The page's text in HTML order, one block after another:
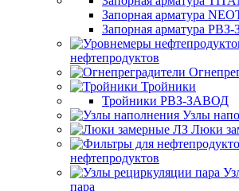
Запорная арматура
Запорная арматура
нефтепродуктов
Тройники
Тройники РВЗ-ЗАВОД
Узлы
Люки
нефтепродуктов
пара